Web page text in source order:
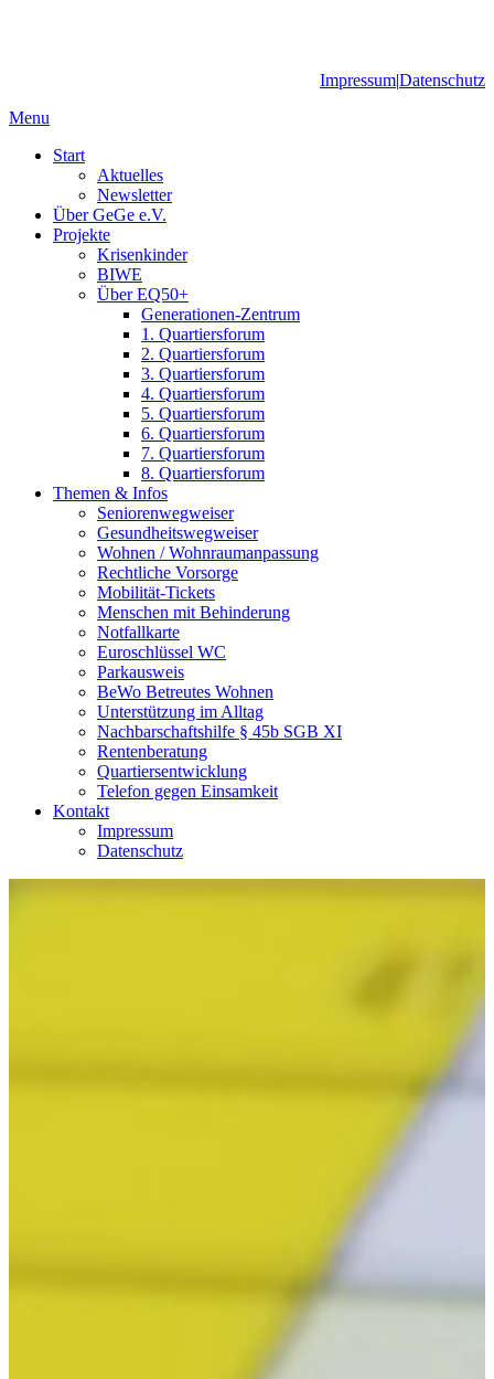
Impressum|Datenschutz
Menu
Start
Aktuelles
Newsletter
Über GeGe e.V.
Projekte
Krisenkinder
BIWE
Über EQ50+
Generationen-Zentrum
1. Quartiersforum
2. Quartiersforum
3. Quartiersforum
4. Quartiersforum
5. Quartiersforum
6. Quartiersforum
7. Quartiersforum
8. Quartiersforum
Themen & Infos
Seniorenwegweiser
Gesundheitswegweiser
Wohnen / Wohnraumanpassung
Rechtliche Vorsorge
Mobilität-Tickets
Menschen mit Behinderung
Notfallkarte
Euroschlüssel WC
Parkausweis
BeWo Betreutes Wohnen
Unterstützung im Alltag
Nachbarschaftshilfe § 45b SGB XI
Rentenberatung
Quartiersentwicklung
Telefon gegen Einsamkeit
Kontakt
Impressum
Datenschutz